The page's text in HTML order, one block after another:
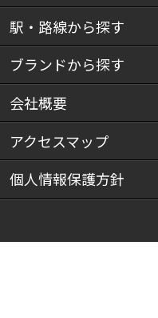
駅・路線から探す
ブランドから探す
会社概要
アクセスマップ
個人情報保護方針